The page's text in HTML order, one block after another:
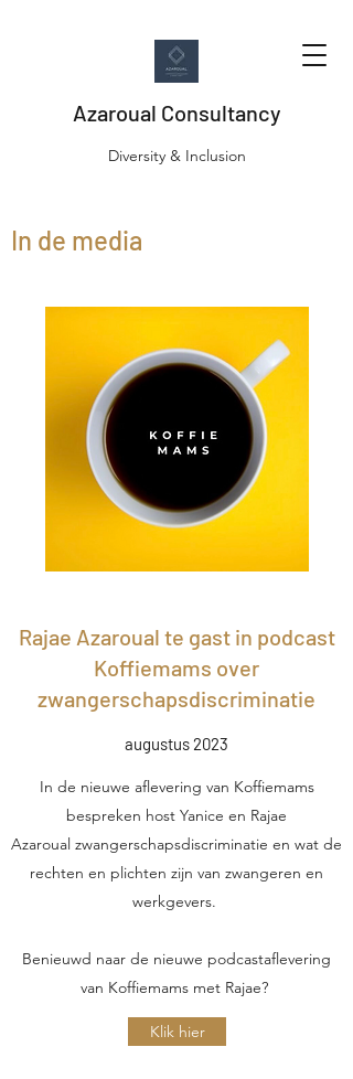
Azaroual Consultancy
Diversity & Inclusion
In de media
Rajae Azaroual te gast in podcast
Koffiemams over
zwangerschapsdiscriminatie
augustus 2023
In de nieuwe aflevering van Koffiemams
bespreken host Yanice en Rajae
Azaroual zwangerschapsdiscriminatie en wat de
rechten en plichten zijn van zwangeren en
werkgevers.
Benieuwd naar de nieuwe podcastaflevering
van Koffiemams met Rajae?
Klik hier